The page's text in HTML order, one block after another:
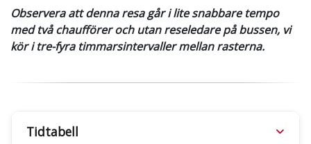
Observera att denna resa går i lite snabbare tempo
med två chaufförer och utan reseledare på bussen, vi
kör i tre-fyra timmarsintervaller mellan rasterna.
Tidtabell